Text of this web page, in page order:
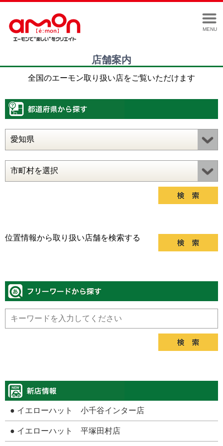
MENU
店舗案内
全国のエーモン取り扱い店をご覧いただけます
位置情報から取り扱い店舗を検索する
● イエローハット 小千谷インター店
● イエローハット 平塚田村店